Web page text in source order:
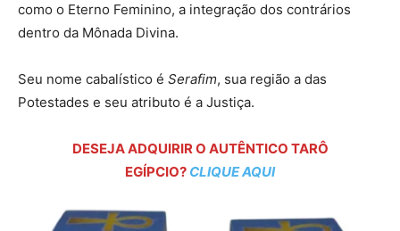
como o Eterno Feminino, a integração dos contrários
dentro da Mônada Divina.
Seu nome cabalístico é Serafim, sua região a das
Potestades e seu atributo é a Justiça.
DESEJA ADQUIRIR O AUTÊNTICO TARÔ
EGÍPCIO? CLIQUE AQUI